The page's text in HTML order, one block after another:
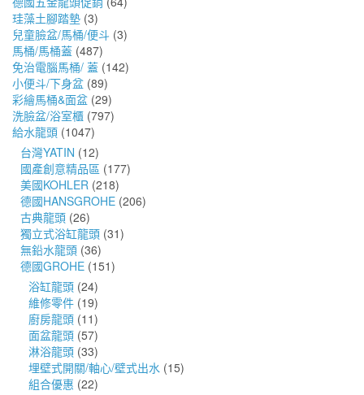
珪藻土腳踏墊 (3)
兒童臉盆/馬桶/便斗 (3)
馬桶/馬桶蓋 (487)
免治電腦馬桶/ 蓋 (142)
小便斗/下身盆 (89)
彩繪馬桶&面盆 (29)
洗臉盆/浴室櫃 (797)
給水龍頭 (1047)
台灣YATIN (12)
國產創意精品區 (177)
美國KOHLER (218)
德國HANSGROHE (206)
古典龍頭 (26)
獨立式浴缸龍頭 (31)
無鉛水龍頭 (36)
德國GROHE (151)
浴缸龍頭 (24)
維修零件 (19)
廚房龍頭 (11)
面盆龍頭 (57)
淋浴龍頭 (33)
埋壁式開關/軸心/壁式出水 (15)
組合優惠 (22)